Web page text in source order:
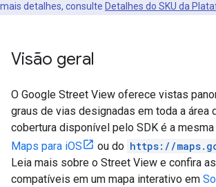
mais detalhes, consulte Detalhes do SKU da
Visão geral
O Google Street View oferece vistas
graus de vias designadas em toda a área
cobertura disponível pelo SDK é a
Maps para iOS
ou do https://
Leia mais sobre o Street View e confira
compatíveis em um mapa interativo em